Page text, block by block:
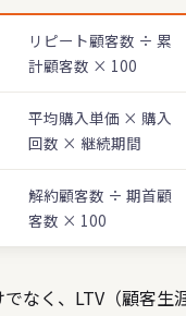
リピート顧客数 ÷ 累
計顧客数 × 100
平均購入単価 × 購入
回数 × 継続期間
解約顧客数 ÷ 期首顧
客数 × 100
なく、LTV（顧客生